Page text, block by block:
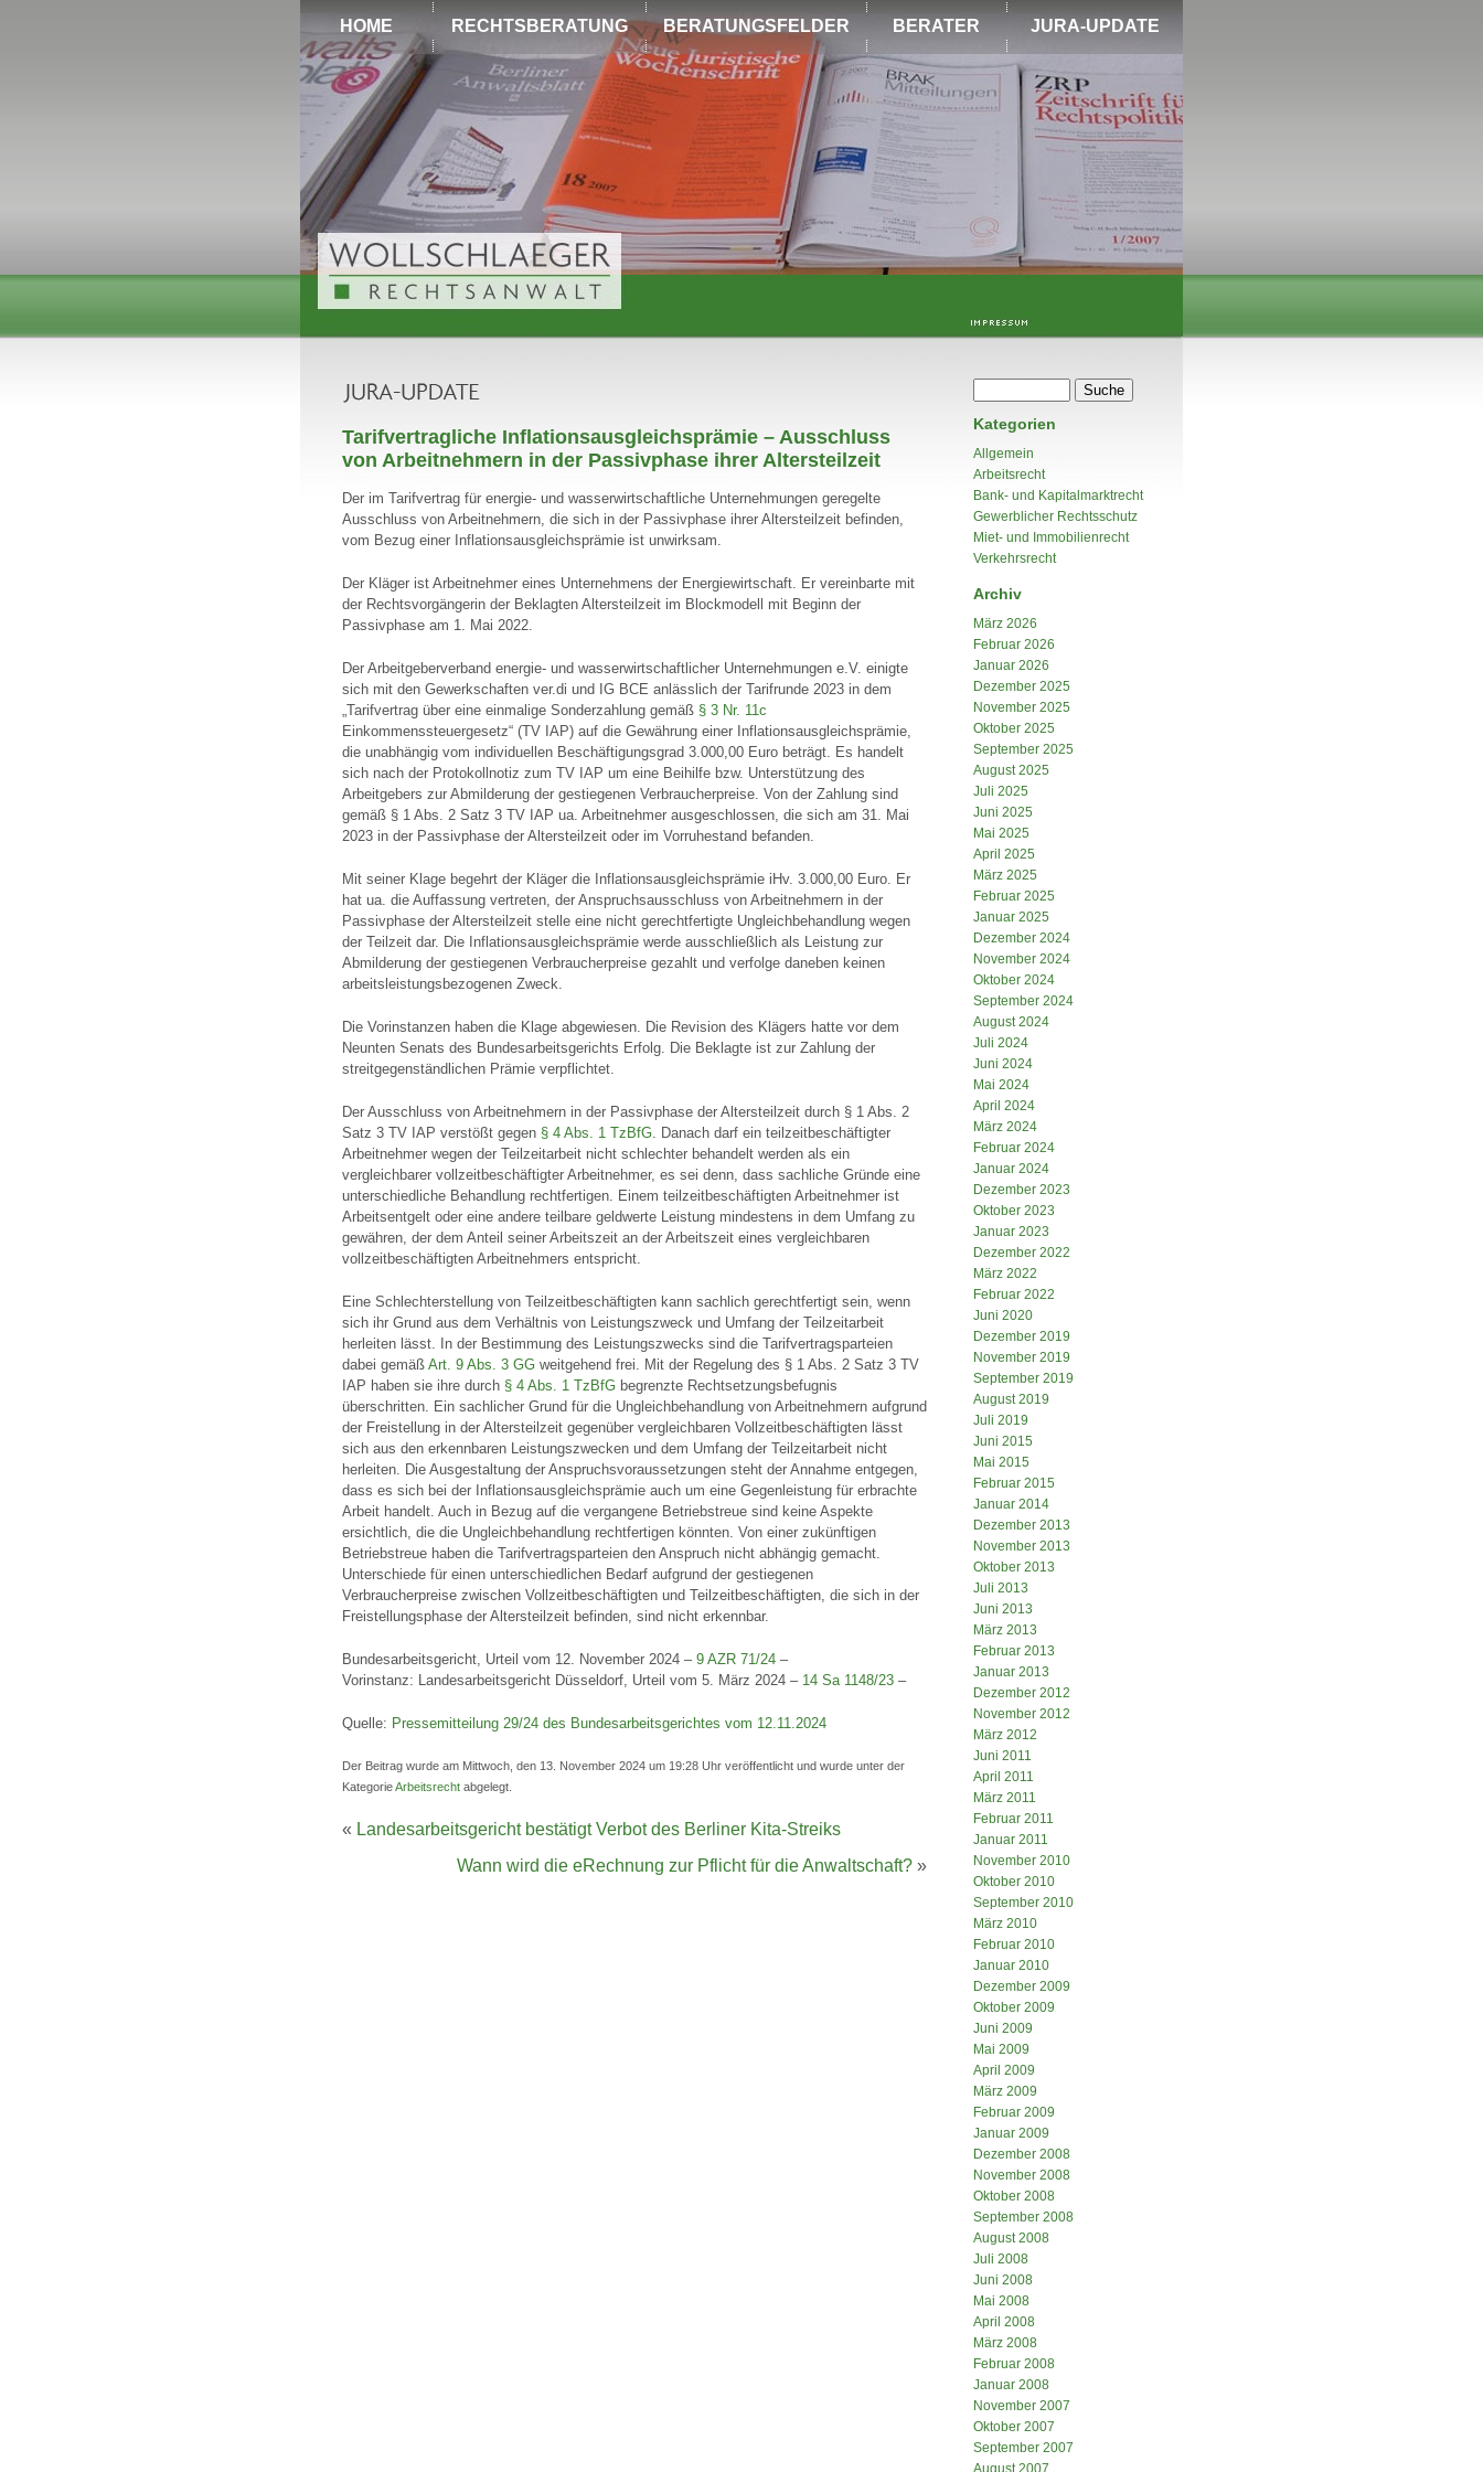
HOME RECHTSBERATUNG BERATUNGSFELDER BERATER JURA-UPDATE
Tarifvertragliche Inflationsausgleichsprämie – Ausschluss
von Arbeitnehmern in der Passivphase ihrer Altersteilzeit
Der im Tarifvertrag für energie- und wasserwirtschaftliche Unternehmungen geregelte
Ausschluss von Arbeitnehmern, die sich in der Passivphase ihrer Altersteilzeit befinden,
vom Bezug einer Inflationsausgleichsprämie ist unwirksam.
Der Kläger ist Arbeitnehmer eines Unternehmens der Energiewirtschaft. Er vereinbarte mit
der Rechtsvorgängerin der Beklagten Altersteilzeit im Blockmodell mit Beginn der
Passivphase am 1. Mai 2022.
Der Arbeitgeberverband energie- und wasserwirtschaftlicher Unternehmungen e.V. einigte
sich mit den Gewerkschaften ver.di und IG BCE anlässlich der Tarifrunde 2023 in dem
„Tarifvertrag über eine einmalige Sonderzahlung gemäß § 3 Nr. 11c
Einkommenssteuergesetz“ (TV IAP) auf die Gewährung einer Inflationsausgleichsprämie,
die unabhängig vom individuellen Beschäftigungsgrad 3.000,00 Euro beträgt. Es handelt
sich nach der Protokollnotiz zum TV IAP um eine Beihilfe bzw. Unterstützung des
Arbeitgebers zur Abmilderung der gestiegenen Verbraucherpreise. Von der Zahlung sind
gemäß § 1 Abs. 2 Satz 3 TV IAP ua. Arbeitnehmer ausgeschlossen, die sich am 31. Mai
2023 in der Passivphase der Altersteilzeit oder im Vorruhestand befanden.
Mit seiner Klage begehrt der Kläger die Inflationsausgleichsprämie iHv. 3.000,00 Euro. Er
hat ua. die Auffassung vertreten, der Anspruchsausschluss von Arbeitnehmern in der
Passivphase der Altersteilzeit stelle eine nicht gerechtfertigte Ungleichbehandlung wegen
der Teilzeit dar. Die Inflationsausgleichsprämie werde ausschließlich als Leistung zur
Abmilderung der gestiegenen Verbraucherpreise gezahlt und verfolge daneben keinen
arbeitsleistungsbezogenen Zweck.
Die Vorinstanzen haben die Klage abgewiesen. Die Revision des Klägers hatte vor dem
Neunten Senats des Bundesarbeitsgerichts Erfolg. Die Beklagte ist zur Zahlung der
streitgegenständlichen Prämie verpflichtet.
Der Ausschluss von Arbeitnehmern in der Passivphase der Altersteilzeit durch § 1 Abs. 2
Satz 3 TV IAP verstößt gegen § 4 Abs. 1 TzBfG. Danach darf ein teilzeitbeschäftigter
Arbeitnehmer wegen der Teilzeitarbeit nicht schlechter behandelt werden als ein
vergleichbarer vollzeitbeschäftigter Arbeitnehmer, es sei denn, dass sachliche Gründe eine
unterschiedliche Behandlung rechtfertigen. Einem teilzeitbeschäftigten Arbeitnehmer ist
Arbeitsentgelt oder eine andere teilbare geldwerte Leistung mindestens in dem Umfang zu
gewähren, der dem Anteil seiner Arbeitszeit an der Arbeitszeit eines vergleichbaren
vollzeitbeschäftigten Arbeitnehmers entspricht.
Eine Schlechterstellung von Teilzeitbeschäftigten kann sachlich gerechtfertigt sein, wenn
sich ihr Grund aus dem Verhältnis von Leistungszweck und Umfang der Teilzeitarbeit
herleiten lässt. In der Bestimmung des Leistungszwecks sind die Tarifvertragsparteien
dabei gemäß Art. 9 Abs. 3 GG weitgehend frei. Mit der Regelung des § 1 Abs. 2 Satz 3 TV
IAP haben sie ihre durch § 4 Abs. 1 TzBfG begrenzte Rechtsetzungsbefugnis
überschritten. Ein sachlicher Grund für die Ungleichbehandlung von Arbeitnehmern aufgrund
der Freistellung in der Altersteilzeit gegenüber vergleichbaren Vollzeitbeschäftigten lässt
sich aus den erkennbaren Leistungszwecken und dem Umfang der Teilzeitarbeit nicht
herleiten. Die Ausgestaltung der Anspruchsvoraussetzungen steht der Annahme entgegen,
dass es sich bei der Inflationsausgleichsprämie auch um eine Gegenleistung für erbrachte
Arbeit handelt. Auch in Bezug auf die vergangene Betriebstreue sind keine Aspekte
ersichtlich, die die Ungleichbehandlung rechtfertigen könnten. Von einer zukünftigen
Betriebstreue haben die Tarifvertragsparteien den Anspruch nicht abhängig gemacht.
Unterschiede für einen unterschiedlichen Bedarf aufgrund der gestiegenen
Verbraucherpreise zwischen Vollzeitbeschäftigten und Teilzeitbeschäftigten, die sich in der
Freistellungsphase der Altersteilzeit befinden, sind nicht erkennbar.
Bundesarbeitsgericht, Urteil vom 12. November 2024 – 9 AZR 71/24 –
Vorinstanz: Landesarbeitsgericht Düsseldorf, Urteil vom 5. März 2024 – 14 Sa 1148/23 –
Quelle: Pressemitteilung 29/24 des Bundesarbeitsgerichtes vom 12.11.2024
Der Beitrag wurde am Mittwoch, den 13. November 2024 um 19:28 Uhr veröffentlicht und wurde unter der
KategorieArbeitsrecht abgelegt.
« Landesarbeitsgericht bestätigt Verbot des Berliner Kita-Streiks
Wann wird die eRechnung zur Pflicht für die Anwaltschaft? »
Kategorien
Allgemein
Arbeitsrecht
Bank- und Kapitalmarktrecht
Gewerblicher Rechtsschutz
Miet- und Immobilienrecht
Verkehrsrecht
Archiv
März 2026
Februar 2026
Januar 2026
Dezember 2025
November 2025
Oktober 2025
September 2025
August 2025
Juli 2025
Juni 2025
Mai 2025
April 2025
März 2025
Februar 2025
Januar 2025
Dezember 2024
November 2024
Oktober 2024
September 2024
August 2024
Juli 2024
Juni 2024
Mai 2024
April 2024
März 2024
Februar 2024
Januar 2024
Dezember 2023
Oktober 2023
Januar 2023
Dezember 2022
März 2022
Februar 2022
Juni 2020
Dezember 2019
November 2019
September 2019
August 2019
Juli 2019
Juni 2015
Mai 2015
Februar 2015
Januar 2014
Dezember 2013
November 2013
Oktober 2013
Juli 2013
Juni 2013
März 2013
Februar 2013
Januar 2013
Dezember 2012
November 2012
März 2012
Juni 2011
April 2011
März 2011
Februar 2011
Januar 2011
November 2010
Oktober 2010
September 2010
März 2010
Februar 2010
Januar 2010
Dezember 2009
Oktober 2009
Juni 2009
Mai 2009
April 2009
März 2009
Februar 2009
Januar 2009
Dezember 2008
November 2008
Oktober 2008
September 2008
August 2008
Juli 2008
Juni 2008
Mai 2008
April 2008
März 2008
Februar 2008
Januar 2008
November 2007
Oktober 2007
September 2007
August 2007